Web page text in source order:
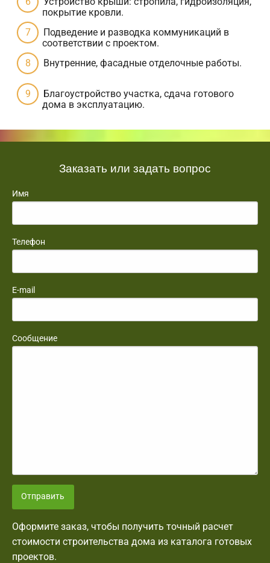
покрытие кровли.
Подведение и разводка коммуникаций в
соответствии с проектом.
Внутренние, фасадные отделочные работы.
Благоустройство участка, сдача готового
дома в эксплуатацию.
Заказать или задать вопрос
Имя
Телефон
E-mail
Сообщение
Отправить
Оформите заказ, чтобы получить точный расчет
стоимости строительства дома из каталога готовых
проектов.